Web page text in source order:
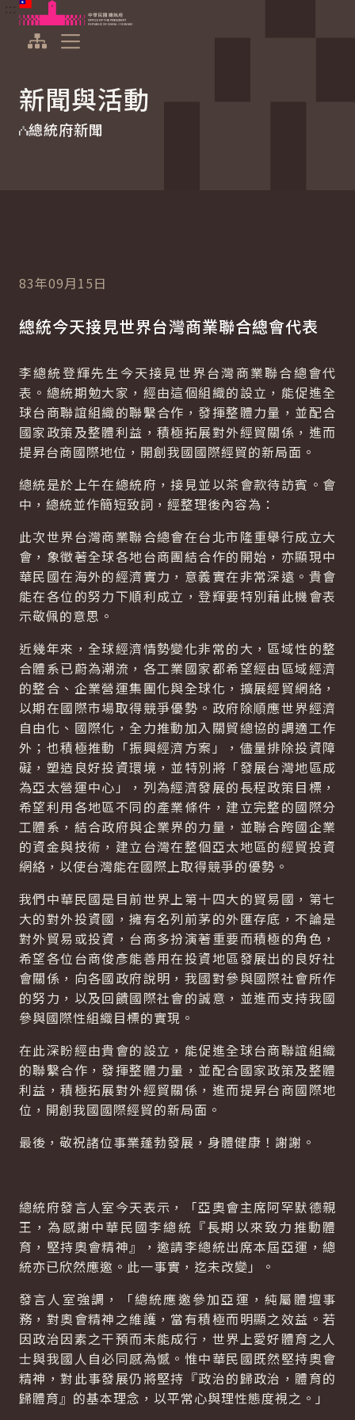
跳到主要內容
中華民國總統府
新聞與活動
總統府新聞
83年09月15日
總統今天接見世界台灣商業聯合總會代表
李總統登輝先生今天接見世界台灣商業聯合總會代
表。總統期勉大家，經由這個組織的設立，能促進全
球台商聯誼組織的聯繫合作，發揮整體力量，並配合
國家政策及整體利益，積極拓展對外經貿關係，進而
提昇台商國際地位，開創我國國際經貿的新局面。
總統是於上午在總統府，接見並以茶會款待訪賓。會
中，總統並作簡短致詞，經整理後內容為：
此次世界台灣商業聯合總會在台北市隆重舉行成立大
會，象徵著全球各地台商團結合作的開始，亦顯現中
華民國在海外的經濟實力，意義實在非常深遠。貴會
能在各位的努力下順利成立，登輝要特別藉此機會表
示敬佩的意思。
近幾年來，全球經濟情勢變化非常的大，區域性的整
合體系已蔚為潮流，各工業國家都希望經由區域經濟
的整合、企業營運集團化與全球化，擴展經貿網絡，
以期在國際市場取得競爭優勢。政府除順應世界經濟
自由化、國際化，全力推動加入關貿總協的調適工作
外；也積極推動「振興經濟方案」，儘量排除投資障
礙，塑造良好投資環境，並特別將「發展台灣地區成
為亞太營運中心」，列為經濟發展的長程政策目標，
希望利用各地區不同的產業條件，建立完整的國際分
工體系，結合政府與企業界的力量，並聯合跨國企業
的資金與技術，建立台灣在整個亞太地區的經貿投資
網絡，以使台灣能在國際上取得競爭的優勢。
我們中華民國是目前世界上第十四大的貿易國，第七
大的對外投資國，擁有名列前茅的外匯存底，不論是
對外貿易或投資，台商多扮演著重要而積極的角色，
希望各位台商俊彥能善用在投資地區發展出的良好社
會關係，向各國政府說明，我國對參與國際社會所作
的努力，以及回饋國際社會的誠意，並進而支持我國
參與國際性組織目標的實現。
在此深盼經由貴會的設立，能促進全球台商聯誼組織
的聯繫合作，發揮整體力量，並配合國家政策及整體
利益，積極拓展對外經貿關係，進而提昇台商國際地
位，開創我國國際經貿的新局面。
最後，敬祝諸位事業蓬勃發展，身體健康！謝謝。
總統府發言人室今天表示，「亞奧會主席阿罕默德親
王，為感謝中華民國李總統『長期以來致力推動體
育，堅持奧會精神』，邀請李總統出席本屆亞運，總
統亦已欣然應邀。此一事實，迄未改變」。
發言人室強調，「總統應邀參加亞運，純屬體壇事
務，對奧會精神之維護，當有積極而明顯之效益。若
因政治因素之干預而未能成行，世界上愛好體育之人
士與我國人自必同感為憾。惟中華民國既然堅持奧會
精神，對此事發展仍將堅持『政治的歸政治，體育的
歸體育』的基本理念，以平常心與理性態度視之。」